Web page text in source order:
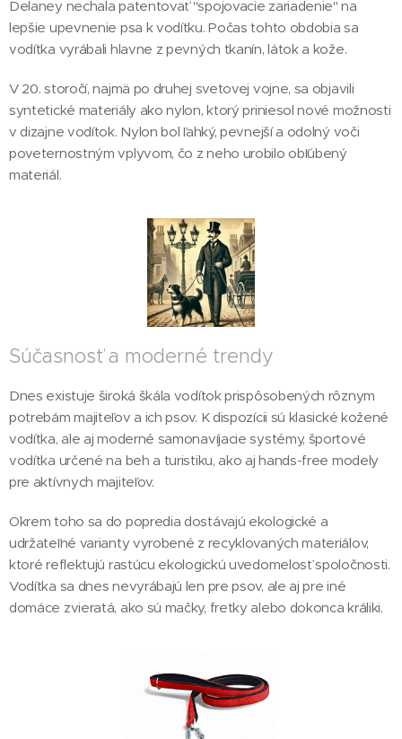
Delaney nechala patentovať "spojovacie zariadenie" na
lepšie upevnenie psa k vodítku. Počas tohto obdobia sa
vodítka vyrábali hlavne z pevných tkanín, látok a kože.
V 20. storočí, najmä po druhej svetovej vojne, sa objavili
syntetické materiály ako nylon, ktorý priniesol nové možnosti
v dizajne vodítok. Nylon bol ľahký, pevnejší a odolný voči
poveternostným vplyvom, čo z neho urobilo obľúbený
materiál.
Súčasnosť a moderné trendy
Dnes existuje široká škála vodítok prispôsobených rôznym
potrebám majiteľov a ich psov. K dispozícii sú klasické kožené
vodítka, ale aj moderné samonavíjacie systémy, športové
vodítka určené na beh a turistiku, ako aj hands-free modely
pre aktívnych majiteľov.
Okrem toho sa do popredia dostávajú ekologické a
udržateľné varianty vyrobené z recyklovaných materiálov,
ktoré reflektujú rastúcu ekologickú uvedomelosť spoločnosti.
Vodítka sa dnes nevyrábajú len pre psov, ale aj pre iné
domáce zvieratá, ako sú mačky, fretky alebo dokonca králiki.